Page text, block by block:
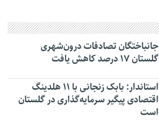
جانباختگان تصادفات درون‌شهری
گلستان ۱۷ درصد کاهش یافت
استاندار: بابک زنجانی با ۱۱ هلدینگ
اقتصادی پیگیر سرمایه‌گذاری در گلستان
است